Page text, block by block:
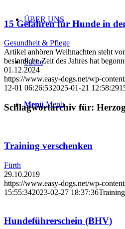
ÜBER UNS
Suche
Menü Menü
15 Gefahren für Hunde in
Gesundheit & Pflege
Artikel anhören Weihnachten steht
besinnliche Zeit des Jahres hat
01.12.2024
https://www.easy-dogs.net/wp-
12-01 06:26:532025-01-21 12:58:29
Schlagwortarchiv für:
Training verschenken
Fürth
29.10.2019
https://www.easy-dogs.net/wp-
15:55:342023-02-27 18:37:36
Hundeführerschein (BHV)